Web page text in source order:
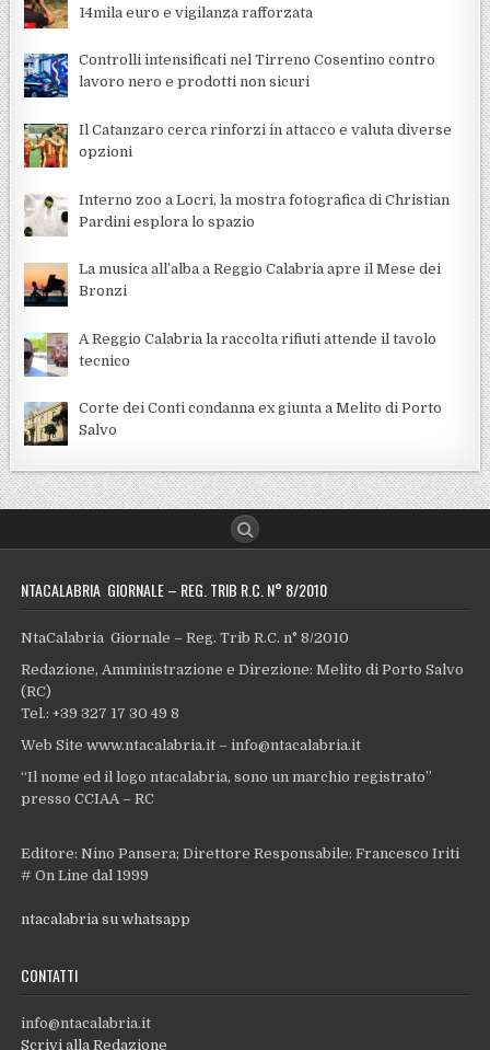
14mila euro e vigilanza rafforzata
Controlli intensificati nel Tirreno Cosentino contro
lavoro nero e prodotti non sicuri
Il Catanzaro cerca rinforzi in attacco e valuta diverse
opzioni
Interno zoo a Locri, la mostra fotografica di Christian
Pardini esplora lo spazio
La musica all’alba a Reggio Calabria apre il Mese dei
Bronzi
A Reggio Calabria la raccolta rifiuti attende il tavolo
tecnico
Corte dei Conti condanna ex giunta a Melito di Porto
Salvo
NTACALABRIA GIORNALE – REG. TRIB R.C. N° 8/2010
NtaCalabria Giornale – Reg. Trib R.C. n° 8/2010
Redazione, Amministrazione e Direzione: Melito di Porto Salvo
(RC)
Tel.: +39 327 17 30 49 8
Web Site www.ntacalabria.it – info@ntacalabria.it
“Il nome ed il logo ntacalabria, sono un marchio registrato”
presso CCIAA – RC
Editore: Nino Pansera; Direttore Responsabile: Francesco Iriti
# On Line dal 1999
ntacalabria su whatsapp
CONTATTI
info@ntacalabria.it
Scrivi alla Redazione